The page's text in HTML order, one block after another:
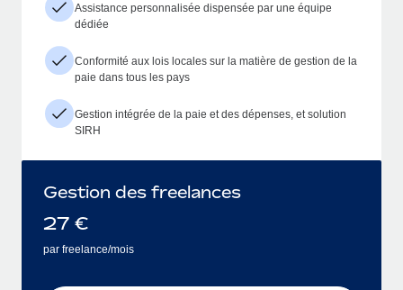
Assistance personnalisée dispensée par une équipe
dédiée
Conformité aux lois locales sur la matière de gestion de la
paie dans tous les pays
Gestion intégrée de la paie et des dépenses, et solution
SIRH
Gestion des freelances
27 €
par freelance/mois